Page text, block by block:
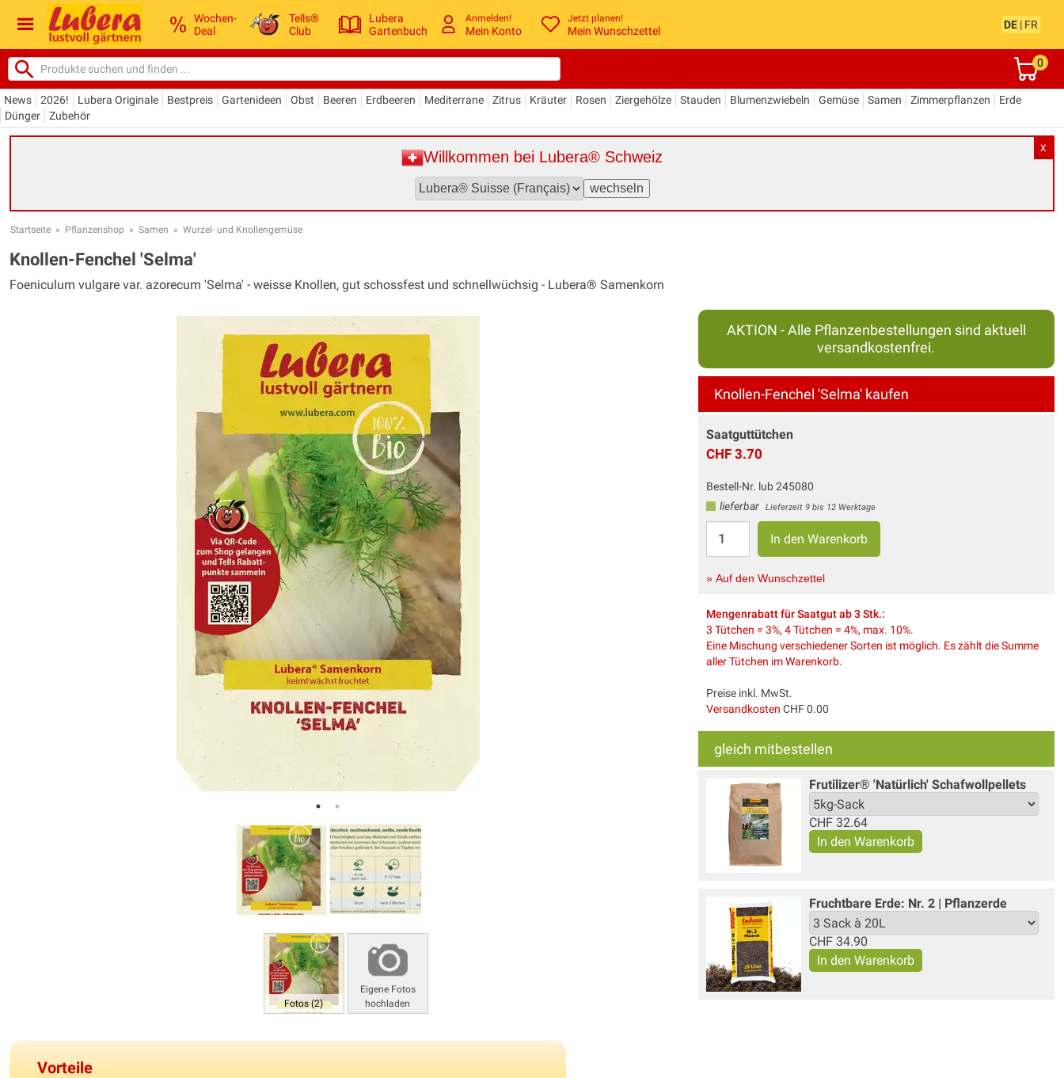
Wochen-
Deal
Tells®
Club
Lubera
Gartenbuch
Anmelden!
Mein Konto
Jetzt planen!
Mein Wunschzettel
DE | FR
0
News 2026! Lubera Originale Bestpreis Gartenideen Obst Beeren Erdbeeren Mediterrane Zitrus Kräuter Rosen Ziergehölze Stauden Blumenzwiebeln Gemüse Samen Zimmerpflanzen
Erde
Dünger
Zubehör
X
Willkommen bei Lubera® Schweiz
Startseite » Pflanzenshop » Samen » Wurzel- und Knollengemüse
Knollen-Fenchel 'Selma'
Foeniculum vulgare var. azorecum 'Selma' - weisse Knollen, gut schossfest und schnellwüchsig - Lubera® Samenkorn
Fotos (2)
Eigene Fotos
hochladen
Vorteile
AKTION - Alle Pflanzenbestellungen sind aktuell
versandkostenfrei.
Knollen-Fenchel 'Selma' kaufen
Saatguttütchen
CHF 3.70
Bestell-Nr. lub 245080
lieferbar
Lieferzeit 9 bis 12 Werktage
» Auf den Wunschzettel
Mengenrabatt für Saatgut ab 3 Stk.:
3 Tütchen = 3%, 4 Tütchen = 4%, max. 10%.
Eine Mischung verschiedener Sorten ist möglich. Es zählt die Summe
aller Tütchen im Warenkorb.
Preise inkl. MwSt.
Versandkosten CHF 0.00
gleich mitbestellen
Frutilizer® 'Natürlich' Schafwollpellets
CHF 32.64
Fruchtbare Erde: Nr. 2 | Pflanzerde
CHF 34.90